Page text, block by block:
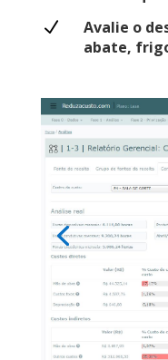
N
Avalie o
abate,